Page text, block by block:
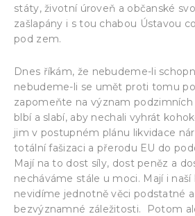
státy, životní úroveň a občanské
zašlapány i s tou chabou Ústavou
pod zem.
Dnes říkám, že nebudeme-li
nebudeme-li se umět proti tomu
zapomeňte na význam
blbí a slabí, aby nechali vyhrát
jim v postupném plánu likvidace
totální fašizaci a přerodu EU do
Mají na to dost síly, dost peněz a
necháváme stále u moci. Mají i
nevidíme jednotně věci podstatné
bezvýznamné záležitosti. Potom